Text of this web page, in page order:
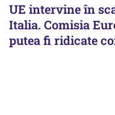
UE intervine în
Italia. Comisia
putea fi ridicate